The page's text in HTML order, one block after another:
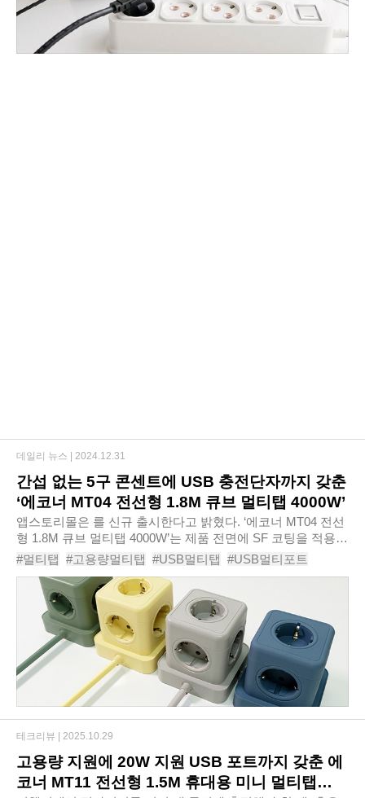
간섭 없는 5구 콘센트에 USB 충전단자까지 갖춘
‘에코너 MT04 전선형 1.8M 큐브 멀티탭 4000W’
앱스토리몰은 를 신규 출시한다고 밝혔다. ‘에코너 MT04 전선
형 1.8M 큐브 멀티탭 4000W’는 제품 전면에 SF 코팅을 적용해
생활 속에서 발생하는 여러 스크래치를 방지해준다. 또한 총 5
구의 콘센트에 250V 16A로 최대 전력..
#멀티탭 #고용량멀티탭 #USB멀티탭 #USB멀티포트
#USB충전기 #접지멀티탭 #5구멀티탭
#에코너MT04전선형1.8M큐브멀티탭4000W
데일리 뉴스 | 2024.12.31
고용량 지원에 20W 지원 USB 포트까지 갖춘 에
코너 MT11 전선형 1.5M 휴대용 미니 멀티탭
테크리뷰 | 2025.10.29